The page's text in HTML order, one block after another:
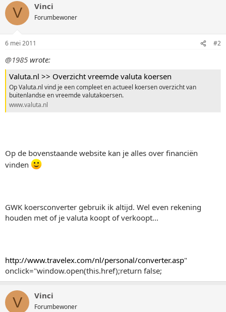
V Vinci
Forumbewoner
6 mei 2011 #2
@1985 wrote:
Valuta.nl >> Overzicht vreemde valuta koersen
Op Valuta.nl vind je een compleet en actueel koersen overzicht van
buitenlandse en vreemde valutakoersen.
www.valuta.nl
Op de bovenstaande website kan je alles over financiën
vinden
GWK koersconverter gebruik ik altijd. Wel even rekening
houden met of je valuta koopt of verkoopt...
http://www.travelex.com/nl/personal/converter.asp"
onclick="window.open(this.href);return false;
V Vinci
Forumbewoner